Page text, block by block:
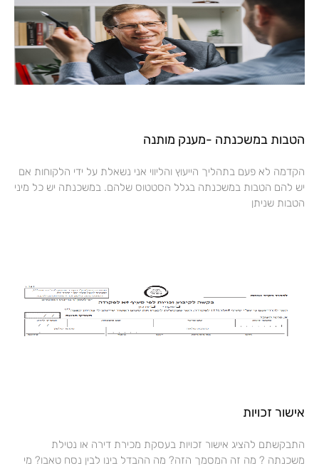
הטבות במשכנתה -מענק מותנה
הקדמה לא פעם בתהליך הייעוץ והליווי אני נשאלת על ידי הלקוחות אם
יש להם הטבות במשכנתה בגלל הסטטוס שלהם. במשכנתה יש כל מיני
הטבות שניתן
אישור זכויות
התבקשתם להציג אישור זכויות בעסקת מכירת דירה או נטילת
משכנתה ? מה זה המסמך הזה? מה ההבדל בינו לבין נסח טאבו? מי